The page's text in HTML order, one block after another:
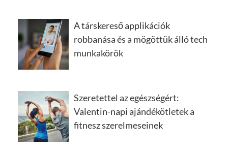
A társkereső applikációk
robbanása és a mögöttük álló tech
munkakörök
Szeretettel az egészségért:
Valentin-napi ajándékötletek a
fitnesz szerelmeseinek